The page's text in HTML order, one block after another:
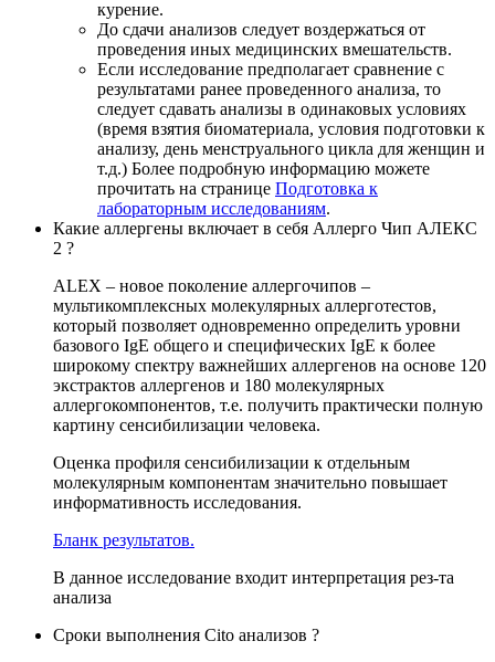
курение.
До сдачи анализов следует воздержаться от
проведения иных медицинских вмешательств.
Если исследование предполагает сравнение с
результатами ранее проведенного анализа, то
следует сдавать анализы в одинаковых условиях
(время взятия биоматериала, условия подготовки к
анализу, день менструального цикла для женщин и
т.д.) Более подробную информацию можете
прочитать на странице Подготовка к
лабораторным исследованиям.
Какие аллергены включает в себя Аллерго Чип АЛЕКС
2 ?
ALEX – новое поколение аллергочипов –
мультикомплексных молекулярных аллерготестов,
который позволяет одновременно определить уровни
базового IgE общего и специфических IgE к более
широкому спектру важнейших аллергенов на основе 120
экстрактов аллергенов и 180 молекулярных
аллергокомпонентов, т.е. получить практически полную
картину сенсибилизации человека.
Оценка профиля сенсибилизации к отдельным
молекулярным компонентам значительно повышает
информативность исследования.
Бланк результатов.
В данное исследование входит интерпретация рез-та
анализа
Сроки выполнения Cito анализов ?